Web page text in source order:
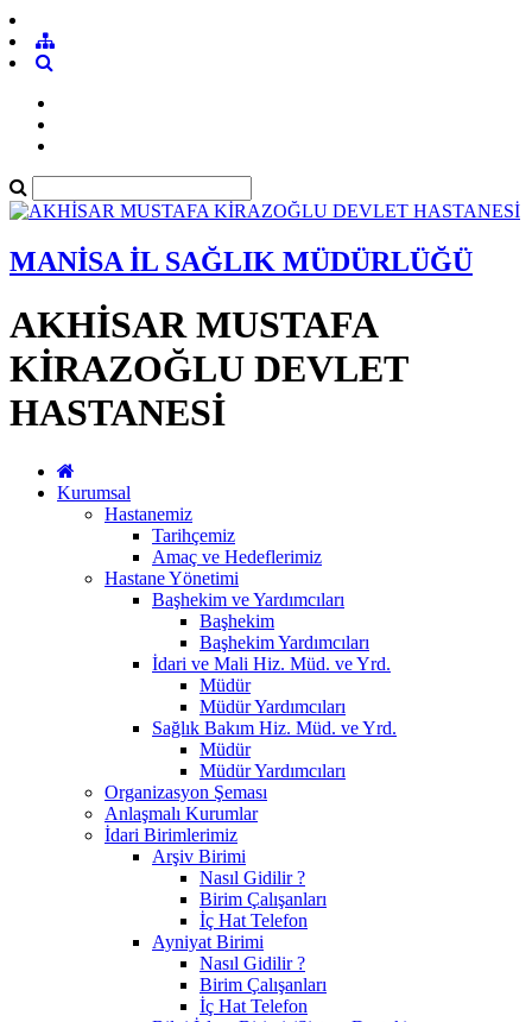
MANİSA İL SAĞLIK MÜDÜRLÜĞÜ
AKHİSAR MUSTAFA
KİRAZOĞLU DEVLET
HASTANESİ
Kurumsal
Hastanemiz
Tarihçemiz
Amaç ve Hedeflerimiz
Hastane Yönetimi
Başhekim ve Yardımcıları
Başhekim
Başhekim Yardımcıları
İdari ve Mali Hiz. Müd. ve Yrd.
Müdür
Müdür Yardımcıları
Sağlık Bakım Hiz. Müd. ve Yrd.
Müdür
Müdür Yardımcıları
Organizasyon Şeması
Anlaşmalı Kurumlar
İdari Birimlerimiz
Arşiv Birimi
Nasıl Gidilir ?
Birim Çalışanları
İç Hat Telefon
Ayniyat Birimi
Nasıl Gidilir ?
Birim Çalışanları
İç Hat Telefon